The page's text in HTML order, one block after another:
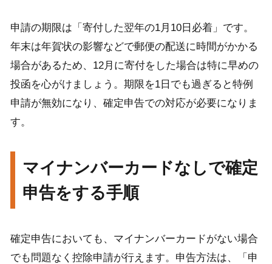
申請の期限は「寄付した翌年の1月10日必着」です。
年末は年賀状の影響などで郵便の配送に時間がかかる
場合があるため、12月に寄付をした場合は特に早めの
投函を心がけましょう。期限を1日でも過ぎると特例
申請が無効になり、確定申告での対応が必要になりま
す。
マイナンバーカードなしで確定
申告をする手順
確定申告においても、マイナンバーカードがない場合
でも問題なく控除申請が行えます。申告方法は、「申